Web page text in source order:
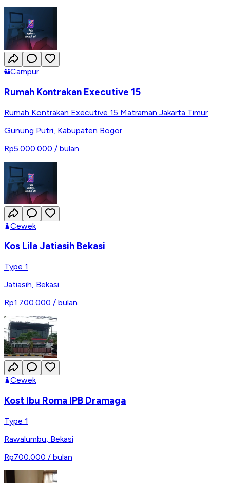
Campur
Rumah Kontrakan Executive 15
Rumah Kontrakan Executive 15 Matraman Jakarta Timur
Gunung Putri Kabupaten Bogor
Rp5.000.000 / bulan
Cewek
Kos Lila Jatiasih Bekasi
Type 1
Jatiasih, Bekasi
Rp1.700.000 / bulan
Cewek
Kost Ibu Roma IPB Dramaga
Type 1
Rawalumbu Bekasi
Rp700.000 / bulan